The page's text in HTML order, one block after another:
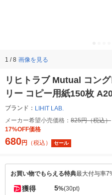
1 / 8 画像を見る
リヒトラブ Mutual コン
リー コピー用紙150枚
ブランド： LIHIT LAB.
メーカー希望小売価格： 825円（税込）
17%OFF価格
680円 （税込） セール
お買い物でもらえる特典最大付与率
獲得 5%(30pt)